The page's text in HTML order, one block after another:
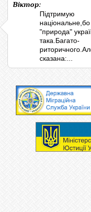
Віктор:
Підтримую
національне,бо
"природа"
така.Багато-
сказана:...